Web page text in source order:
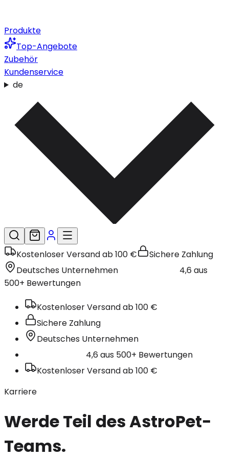
Produkte
Top-Angebote
Zubehör
Kundenservice
de
Kostenloser Versand ab 100 €
Sichere Zahlung
Deutsches Unternehmen
4,6 aus
500+ Bewertungen
Kostenloser Versand ab 100 €
Sichere Zahlung
Deutsches Unternehmen
4,6 aus 500+ Bewertungen
Kostenloser Versand ab 100 €
Karriere
Werde Teil des AstroPet-
Teams.